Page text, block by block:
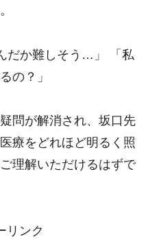
だか難しそう…」 「私
の？」
問が解消され、坂口先
療をどれほど明るく照
理解いただけるはずで
リンク